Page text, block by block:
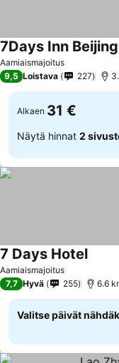
Aamiaismajoitus
9,5 Loistava 227
Alkaen 31 €
Näytä hinnat 2
Aamiaismajoitus
7 Days Hotel
7,7 Hyvä 255 6.6
Valitse päivät